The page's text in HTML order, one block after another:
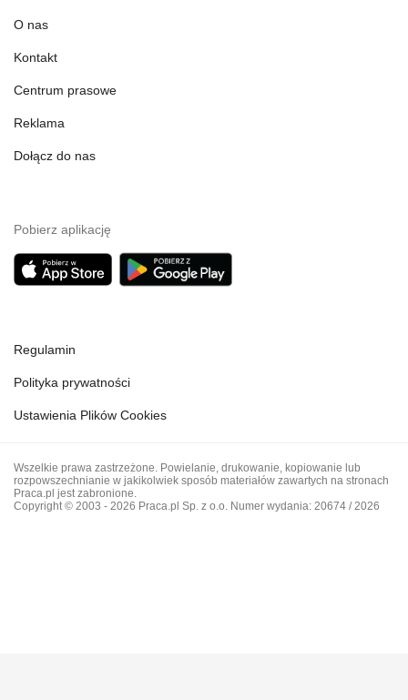
O nas
Kontakt
Centrum prasowe
Reklama
Dołącz do nas
Pobierz aplikację
Regulamin
Polityka prywatności
Ustawienia Plików Cookies
Wszelkie prawa zastrzeżone. Powielanie, drukowanie, kopiowanie lub
rozpowszechnianie w jakikolwiek sposób materiałów zawartych na stronach
Praca.pl jest zabronione.
Copyright © 2003 - 2026 Praca.pl Sp. z o.o. Numer wydania: 20674 / 2026